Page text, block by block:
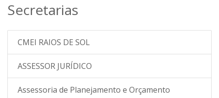
Secretarias
CMEI RAIOS DE SOL
ASSESSOR JURÍDICO
Assessoria de Planejamento e Orçamento